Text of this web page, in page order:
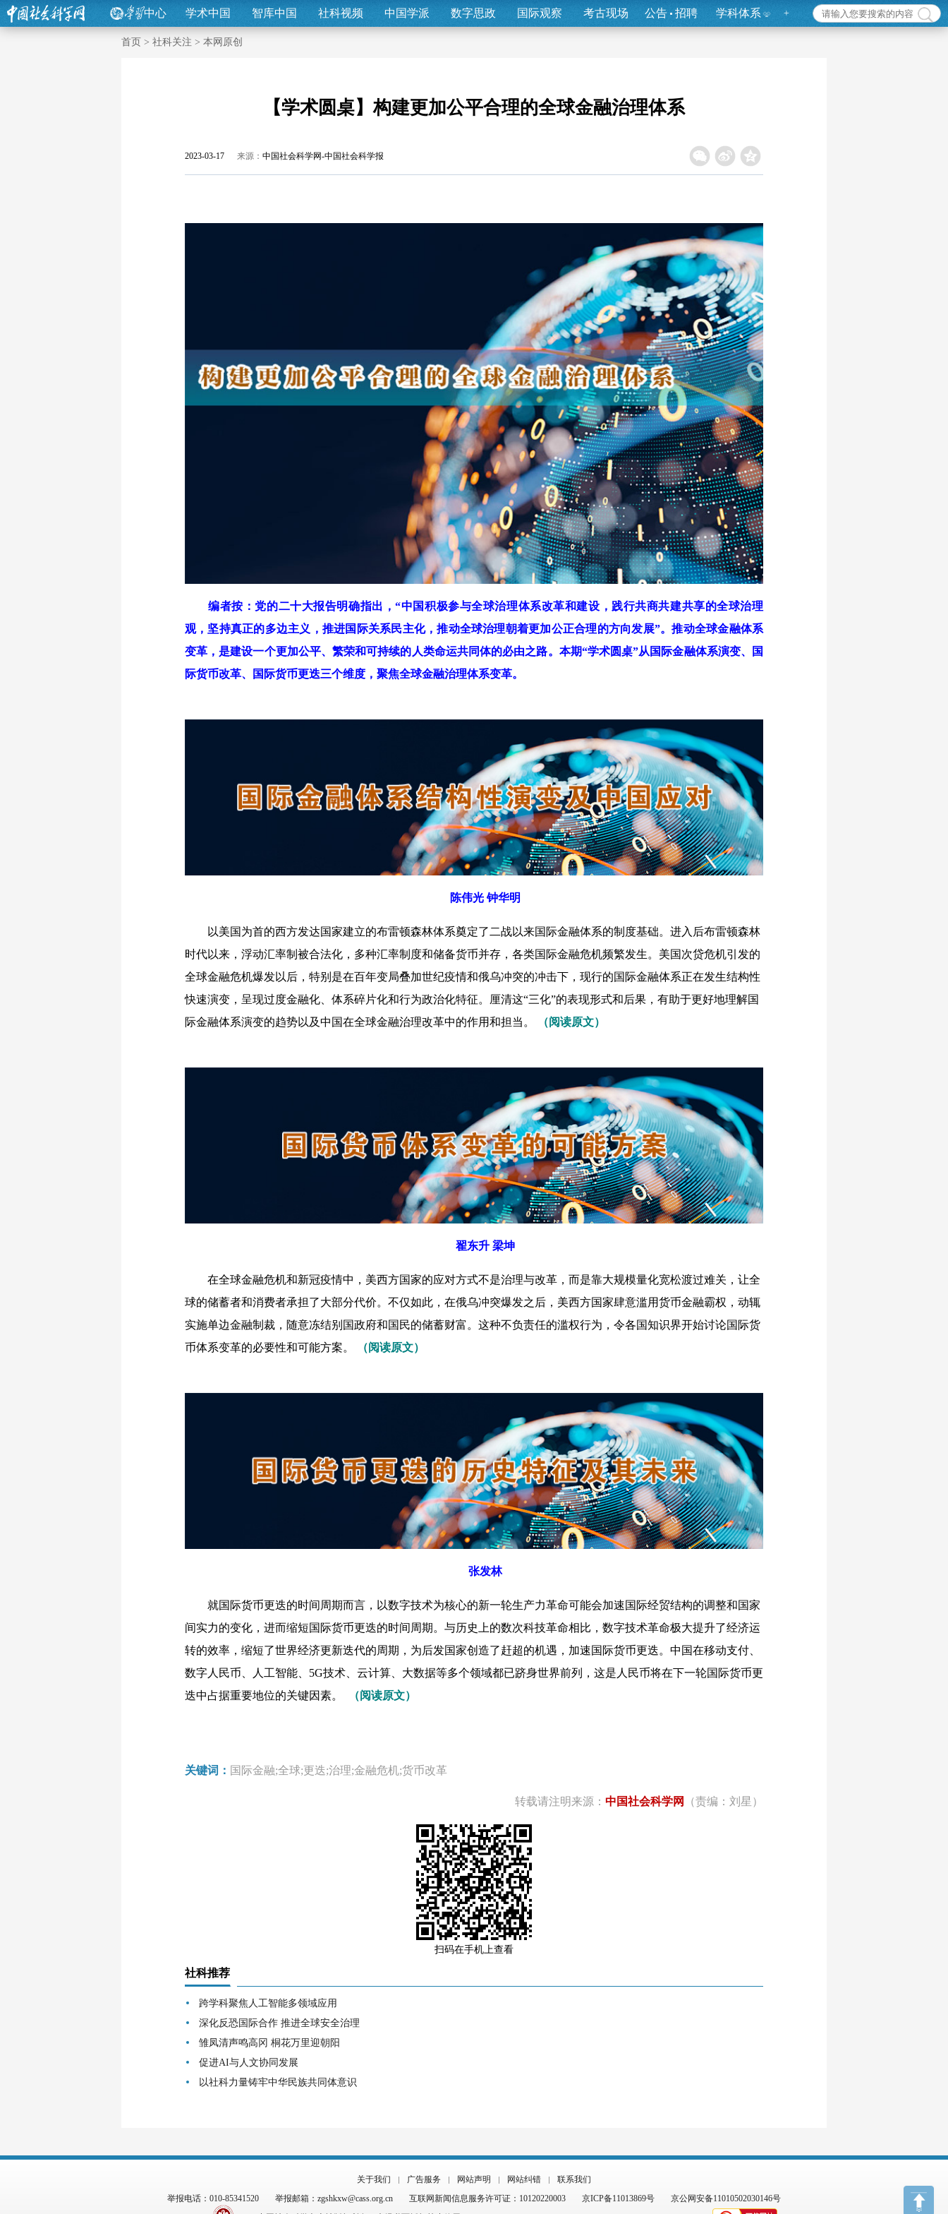
中心 学术中国 智库中国 社科视频 中国学派 数字思政 国际观察 考古现场 公告 招聘 学科体系 +
首页 > 社科关注 > 本网原创
【学术圆桌】构建更加公平合理的全球金融治理体系
2023-03-17 来源： 中国社会科学网-中国社会科学报
编者按：党的二十大报告明确指出，“中国积极参与全球治理体系改革和建设，践行共商共建共享的全球治理
观，坚持真正的多边主义，推进国际关系民主化，推动全球治理朝着更加公正合理的方向发展”。推动全球金融体系
变革，是建设一个更加公平、繁荣和可持续的人类命运共同体的必由之路。本期“学术圆桌”从国际金融体系演变、国
际货币改革、国际货币更迭三个维度，聚焦全球金融治理体系变革。
陈伟光 钟华明
以美国为首的西方发达国家建立的布雷顿森林体系奠定了二战以来国际金融体系的制度基础。进入后布雷顿森林
时代以来，浮动汇率制被合法化，多种汇率制度和储备货币并存，各类国际金融危机频繁发生。美国次贷危机引发的
全球金融危机爆发以后，特别是在百年变局叠加世纪疫情和俄乌冲突的冲击下，现行的国际金融体系正在发生结构性
快速演变，呈现过度金融化、体系碎片化和行为政治化特征。厘清这“三化”的表现形式和后果，有助于更好地理解国
际金融体系演变的趋势以及中国在全球金融治理改革中的作用和担当。
（阅读原文）
翟东升 梁坤
在全球金融危机和新冠疫情中，美西方国家的应对方式不是治理与改革，而是靠大规模量化宽松渡过难关，让全
球的储蓄者和消费者承担了大部分代价。不仅如此，在俄乌冲突爆发之后，美西方国家肆意滥用货币金融霸权，动辄
实施单边金融制裁，随意冻结别国政府和国民的储蓄财富。这种不负责任的滥权行为，令各国知识界开始讨论国际货
币体系变革的必要性和可能方案。
（阅读原文）
张发林
就国际货币更迭的时间周期而言，以数字技术为核心的新一轮生产力革命可能会加速国际经贸结构的调整和国家
间实力的变化，进而缩短国际货币更迭的时间周期。与历史上的数次科技革命相比，数字技术革命极大提升了经济运
转的效率，缩短了世界经济更新迭代的周期，为后发国家创造了赶超的机遇，加速国际货币更迭。中国在移动支付、
数字人民币、人工智能、5G技术、云计算、大数据等多个领域都已跻身世界前列，这是人民币将在下一轮国际货币更
迭中占据重要地位的关键因素。
（阅读原文）
关键词： 国际金融;全球;更迭;治理;金融危机;货币改革
转载请注明来源： 中国社会科学网 （责编：刘星）
扫码在手机上查看
社科推荐
跨学科聚焦人工智能多领域应用
深化反恐国际合作 推进全球安全治理
雏凤清声鸣高冈 桐花万里迎朝阳
促进AI与人文协同发展
以社科力量铸牢中华民族共同体意识
关于我们 广告服务 网站声明 网站纠错
联系我们
举报电话：010-85341520
举报邮箱：zgshkxw@cass.org.cn 互联网新闻信息服务许可证：10120220003 京ICP备11013869号
京公网安备11010502030146号